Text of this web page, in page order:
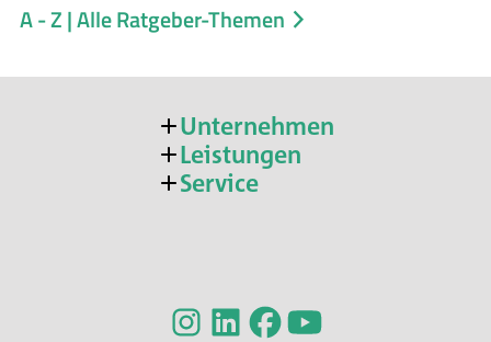
A - Z | Alle Ratgeber-Themen
Unternehmen
Leistungen
Service